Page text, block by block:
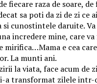
fiecare raza de soare,
sa poti da zi de zi
cunostintele daruite.
incredere mine, care
mirifica…Mama e cea
La munti ani.
la viata, face acum de
a transformat zilele